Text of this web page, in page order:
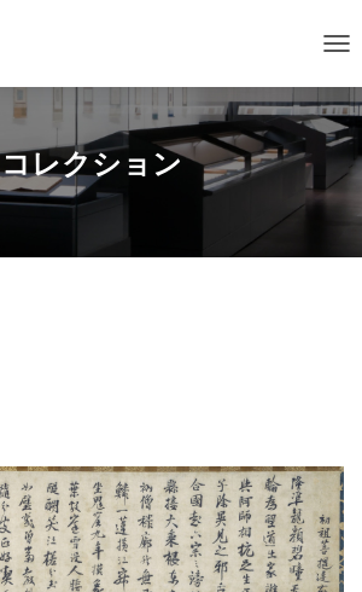
ビ
ゲ
ー
ョ
コレクション